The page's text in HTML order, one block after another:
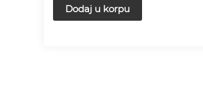
Dodaj u korpu